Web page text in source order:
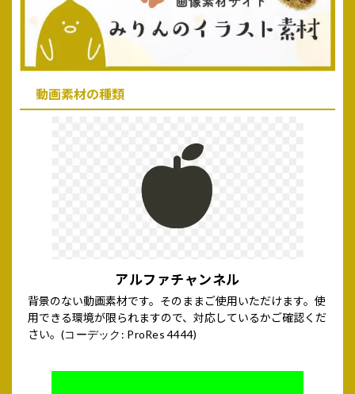
動画素材の種類
アルファチャンネル
背景のない動画素材です。そのままご使用いただけます。使
用できる環境が限られますので、対応しているかご確認くだ
さい。 (コーデック: ProRes 4444)